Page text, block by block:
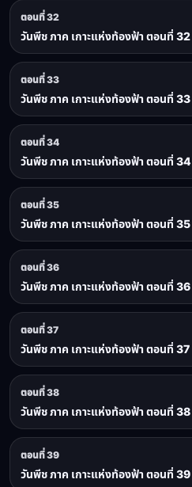
ตอนที่ 32
วันพีช ภาค เกาะแห่งท้องฟ้า ตอนที่ 32
ตอนที่ 33
วันพีช ภาค เกาะแห่งท้องฟ้า ตอนที่ 33
ตอนที่ 34
วันพีช ภาค เกาะแห่งท้องฟ้า ตอนที่ 34
ตอนที่ 35
วันพีช ภาค เกาะแห่งท้องฟ้า ตอนที่ 35
ตอนที่ 36
วันพีช ภาค เกาะแห่งท้องฟ้า ตอนที่ 36
ตอนที่ 37
วันพีช ภาค เกาะแห่งท้องฟ้า ตอนที่ 37
ตอนที่ 38
วันพีช ภาค เกาะแห่งท้องฟ้า ตอนที่ 38
ตอนที่ 39
วันพีช ภาค เกาะแห่งท้องฟ้า ตอนที่ 39